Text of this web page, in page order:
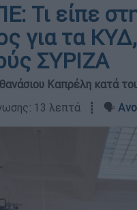
Τι είπε
για τα
ΣΥΡΙΖΑ
Καπρέλη κατά
13 λεπτά ┋ 🗣️